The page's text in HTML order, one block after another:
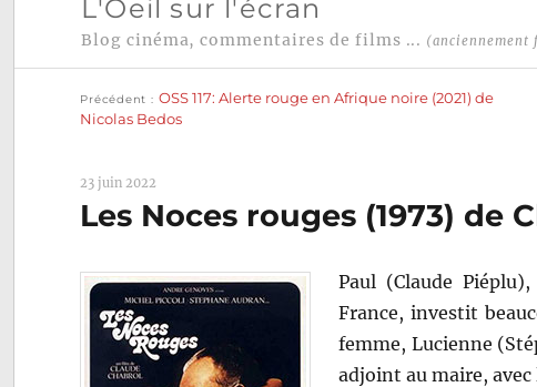
L'Oeil sur l'écran
Blog cinéma, commentaires de films ... (anciennement
Navigation
de
Précédent
OSS 117: Alerte rouge en Afrique noire (2021) de
Nicolas Bedos
23 juin 2022
Les Noces rouges (1973) de
Paul (Claude
France, investit
femme, Lucienne
adjoint au maire,